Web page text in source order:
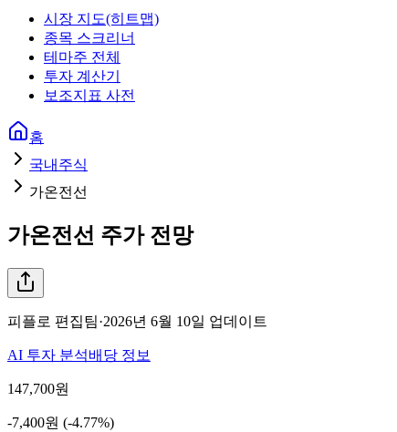
시장 지도(히트맵)
종목 스크리너
테마주 전체
투자 계산기
보조지표 사전
홈
국내주식
가온전선
가온전선 주가 전망
피플로 편집팀·2026년 6월 10일 업데이트
AI 투자 분석배당 정보
147,700원
-7,400원 (-4.77%)